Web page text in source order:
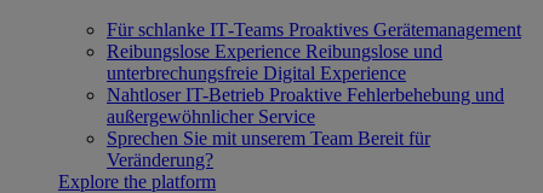
Für schlanke IT‐Teams Proaktives Gerätemanagement
Reibungslose Experience Reibungslose und
unterbrechungsfreie Digital Experience
Nahtloser IT-Betrieb Proaktive Fehlerbehebung und
außergewöhnlicher Service
Sprechen Sie mit unserem Team Bereit für
Veränderung?
Explore the platform